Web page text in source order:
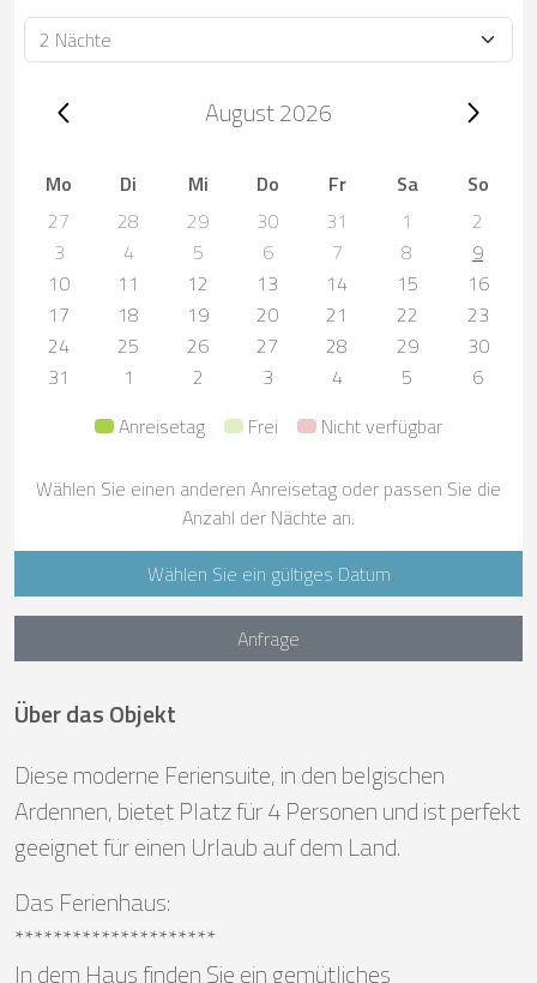
Dauer
Trip dates, August 2026August 2026
Mo Di Mi Do Fr Sa
So
27
28 29 30 31 1
2
3
4 5 6 7 8
9
10
11 12 13 14 15
16
17
18 19 20 21 22
23
24
25 26 27 28 29
30
31
1 2 3 4 5
6
Anreisetag
Frei Nicht verfügbar
Wählen Sie einen anderen Anreisetag oder passen Sie die
Anzahl der Nächte an.
Wählen Sie ein gültiges Datum
Anfrage
Über das Objekt
Diese moderne Feriensuite, in den belgischen
Ardennen, bietet Platz für 4 Personen und ist perfekt
geeignet für einen Urlaub auf dem Land.
Das Ferienhaus:
*********************
In dem Haus finden Sie ein gemütliches